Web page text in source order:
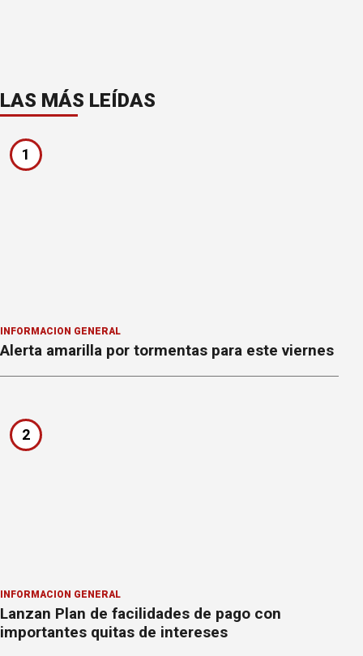
LAS MÁS LEÍDAS
1
INFORMACION GENERAL
Alerta amarilla por tormentas para este viernes
2
INFORMACION GENERAL
Lanzan Plan de facilidades de pago con
importantes quitas de intereses